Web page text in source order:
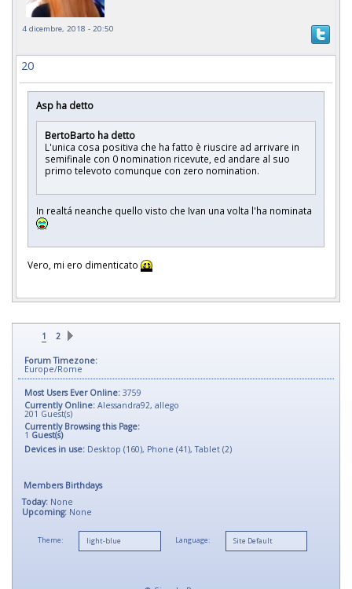
4 dicembre, 2018 - 20:50
20
Asp ha detto
BertoBarto ha detto
L'unica cosa positiva che ha fatto è riuscire ad arrivare in
semifinale con 0 nomination ricevute, ed andare al suo
primo televoto comunque con zero nomination.
In realtá neanche quello visto che Ivan una volta l'ha nominata
Vero, mi ero dimenticato
1 2
Forum Timezone:
Europe/Rome
Most Users Ever Online: 3759
Currently Online: Alessandra92, allego
201 Guest(s)
Currently Browsing this Page:
1 Guest(s)
Devices in use: Desktop (160), Phone (41), Tablet (2)
Members Birthdays
Today: None
Upcoming: None
Theme: Language: